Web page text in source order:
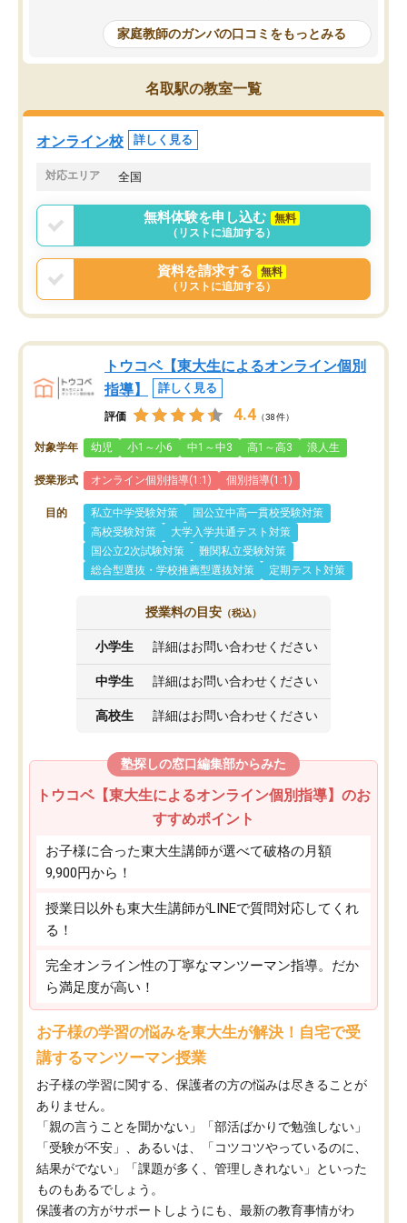
めて1年ほどだった今では平均点以上の
科目が増えてきました！あと1年受験ま
であるので無料の週末教室を使用しな
がら頑張って欲しいと思います！
問できるのでとても助か
家庭教師のガンバの口コミをもっとみる
名取駅の教室一覧
オンライン校 詳しく見る
対応エリア 全国
無料体験を申し込む
無料
（リストに追加する）
資料を請求する
無料
（リストに追加する）
トウコベ【東大生によるオンライン個別
指導】
詳しく見る
評価 4.4 （38件）
対象学年 幼児 小1～小6 中1～中3 高1～高3 浪人生
授業形式 オンライン個別指導(1:1) 個別指導(1:1)
目的 私立中学受験対策
国公立中高一貫校受験対策
高校受験対策
大学入学共通テスト対策
国公立2次試験対策
難関私立受験対策
総合型選抜・学校推薦型選抜対策
定期テスト対策
授業料の目安 （税込）
小学生 詳細はお問い合わせください
中学生 詳細はお問い合わせください
高校生 詳細はお問い合わせください
塾探しの窓口編集部からみた
トウコベ【東大生によるオンライン個別指導】のお
すすめポイント
お子様に合った東大生講師が選べて破格の月額
9,900円から！
授業日以外も東大生講師がLINEで質問対応してくれ
る！
完全オンライン性の丁寧なマンツーマン指導。だか
ら満足度が高い！
お子様の学習の悩みを東大生が解決！自宅で受
講するマンツーマン授業
お子様の学習に関する、保護者の方の悩みは尽きることが
ありません。
「親の言うことを聞かない」「部活ばかりで勉強しない」
「受験が不安」、あるいは、「コツコツやっているのに、
結果がでない」「課題が多く、管理しきれない」といった
ものもあるでしょう。
保護者の方がサポートしようにも、最新の教育事情がわ